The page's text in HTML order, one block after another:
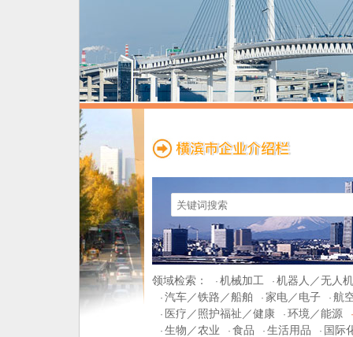
领域检索： · 机械加工 · 机器人／无人机
· 汽车／铁路／船舶 · 家电／电子 · 航
· 医疗／照护福祉／健康 · 环境／能源
·
· 生物／农业 · 食品 · 生活用品 · 国际